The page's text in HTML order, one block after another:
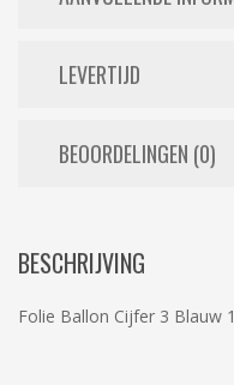
LEVERTIJD
BEOORDELINGEN (0)
BESCHRIJVING
Folie Ballon Cijfer 3 Blauw